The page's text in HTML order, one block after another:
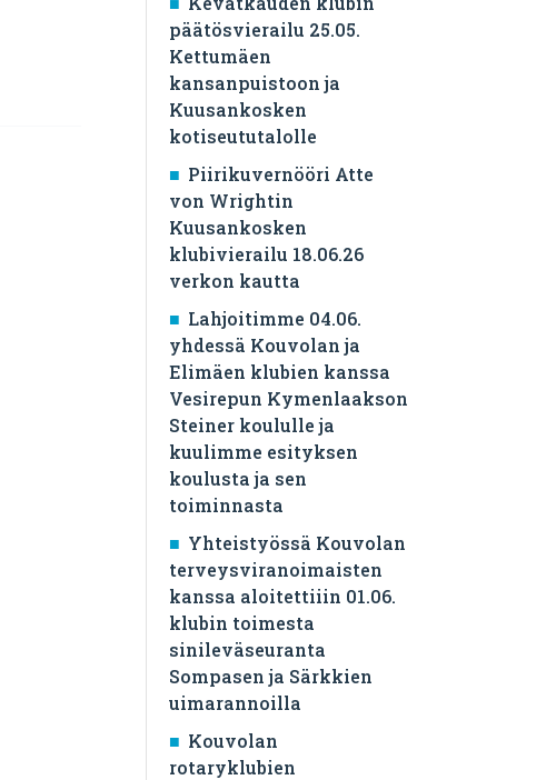
päätösvierailu 25.05.
Kettumäen
kansanpuistoon ja
Kuusankosken
kotiseututalolle
Piirikuvernööri Atte
von Wrightin
Kuusankosken
klubivierailu 18.06.26
verkon kautta
Lahjoitimme 04.06.
yhdessä Kouvolan ja
Elimäen klubien kanssa
Vesirepun Kymenlaakson
Steiner koululle ja
kuulimme esityksen
koulusta ja sen
toiminnasta
Yhteistyössä Kouvolan
terveysviranoimaisten
kanssa aloitettiiin 01.06.
klubin toimesta
sinileväseuranta
Sompasen ja Särkkien
uimarannoilla
Kouvolan
rotaryklubien